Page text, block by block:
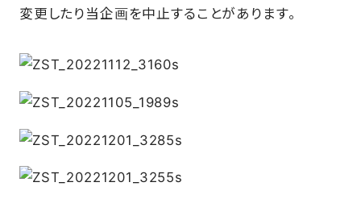
変更したり当企画を中止することがあります。